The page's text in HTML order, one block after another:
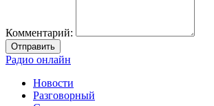
Комментарий:
Отправить
Радио онлайн
Новости
Разговорный